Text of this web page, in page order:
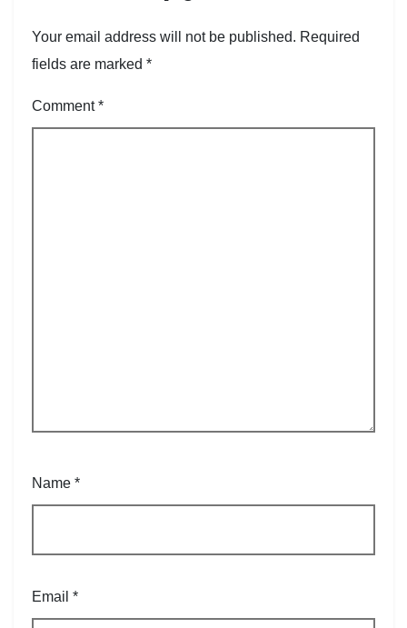
Your email address will not be published. Required
fields are marked *
Comment*
Name *
Email *